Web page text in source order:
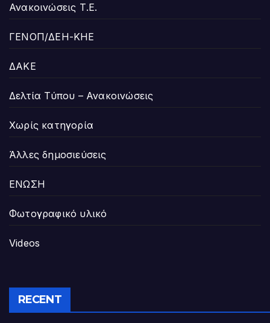
Ανακοινώσεις Τ.Ε.
ΓΕΝΟΠ/ΔΕΗ-ΚΗΕ
ΔΑΚΕ
Δελτία Τύπου – Ανακοινώσεις
Χωρίς κατηγορία
Άλλες δημοσιεύσεις
ΕΝΩΣΗ
Φωτογραφικό υλικό
Videos
RECENT